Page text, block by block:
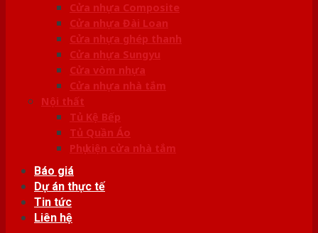
Cửa nhựa Composite
Cửa nhựa Đài Loan
Cửa nhựa ghép thanh
Cửa nhựa Sungyu
Cửa vòm nhựa
Cửa nhựa nhà tắm
Nội thất
Tủ Kệ Bếp
Tủ Quần Áo
Phụ kiện cửa nhà tắm
Báo giá
Dự án thực tế
Tin tức
Liên hệ